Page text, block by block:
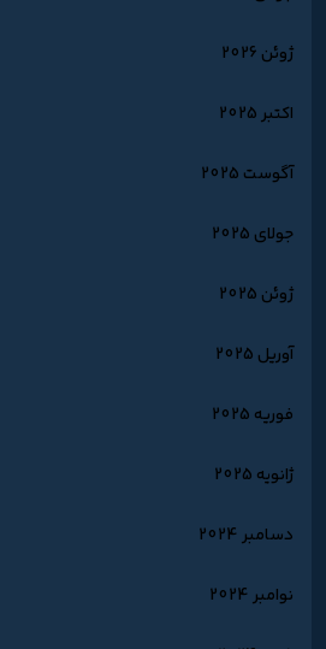
ژوئن 2026
اکتبر 2025
آگوست 2025
جولای 2025
ژوئن 2025
آوریل 2025
فوریه 2025
ژانویه 2025
دسامبر 2024
نوامبر 2024